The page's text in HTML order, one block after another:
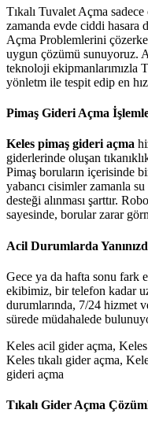
Tıkalı Tuvalet Açma sadece
zamanda evde ciddi hasara
Açma Problemlerini
uygun çözümü sunuyoruz.
teknoloji ekipmanlarımızla
yönletm ile tespit edip en
Pimaş Gideri Açma
Keles pimaş gideri açma
giderlerinde oluşan
Pimaş boruların içerisinde
yabancı cisimler zamanla
desteği alınması şarttır.
sayesinde, borular zarar
Acil Durumlarda
Gece ya da hafta sonu fark
ekibimiz, bir telefon kadar
durumlarında, 7/24 hizmet
sürede müdahalede
Keles acil gider açma,
Keles tıkalı gider açma,
gideri açma
Tıkalı Gider Açma